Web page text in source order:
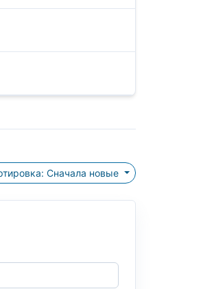
Сортировка: Сначала новые